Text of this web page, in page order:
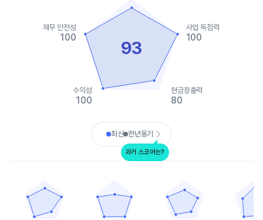
The chart has 1 Y axis displaying values. Data ranges from 80
93
사업 독점력
100
현금창출력
80
수익성
100
재무 안전성
100
End of interactive chart.
최신 전년동기
과거 스코어는?
The chart has 1 X axis displaying categories.
The chart has 1 Y axis displaying values. Data ranges from 65
The chart has 1 X axis displaying categories.
The chart has 1 Y axis displaying values.
아마존닷컴
The chart has 1 X axis
The chart has 1 Y axis
The
The